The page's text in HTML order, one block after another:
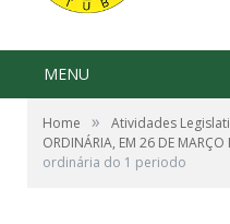
MENU
Home » Atividades
ORDINÁRIA, EM 26 DE
ordinária do 1 periodo